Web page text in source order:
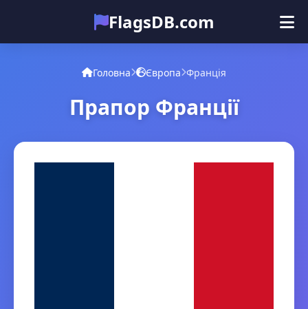
FlagsDB.com
Головна
Вікторина
Головна Європа Франція
Прапор Франції